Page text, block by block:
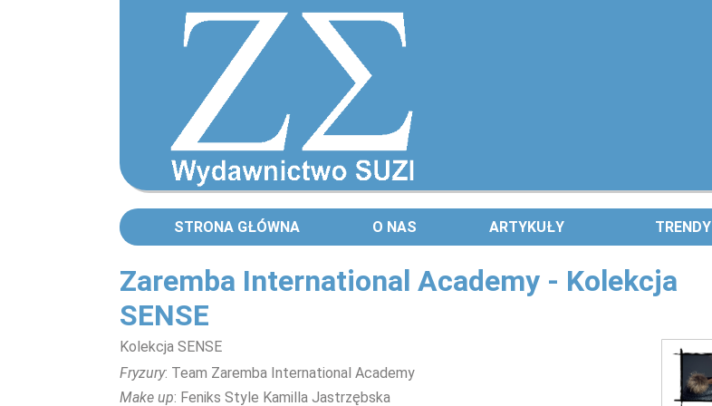
STRONA GŁÓWNA O NAS ARTYKUŁY TRENDY
Zaremba International Academy - Kolekcja
SENSE
Kolekcja SENSE
Fryzury: Team Zaremba International Academy
Make up: Feniks Style Kamilla Jastrzębska